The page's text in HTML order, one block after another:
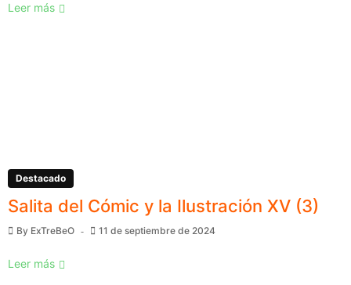
Leer más
Destacado
Salita del Cómic y la Ilustración XV (3)
By ExTreBeO 11 de septiembre de 2024
Leer más